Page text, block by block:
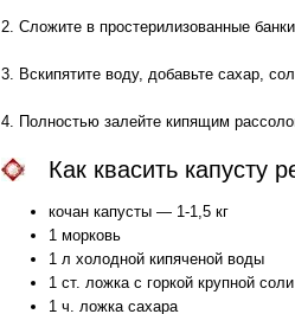
2. Сложите в простерилизованные
3. Вскипятите воду, добавьте сахар,
4. Полностью залейте кипящим
Как квасить капусту
кочан капусты — 1-1,5 кг
1 морковь
1 л холодной кипяченой воды
1 ст. ложка с горкой крупной соли
1 ч. ложка сахара